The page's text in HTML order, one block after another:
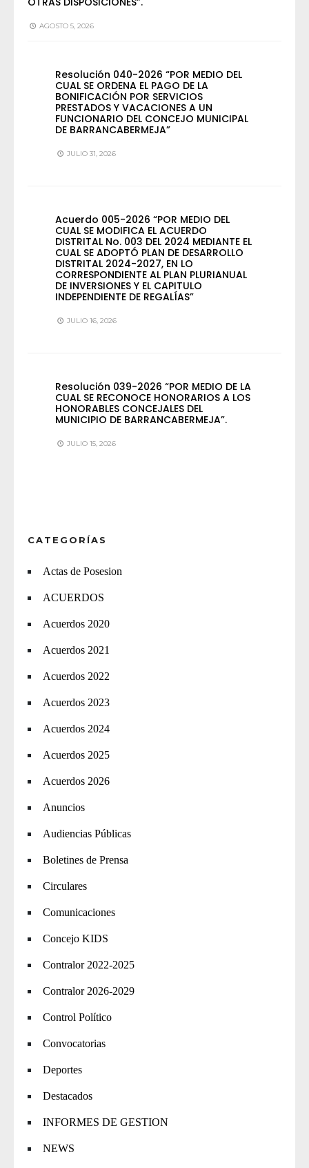
AGOSTO 5, 2026
Resolución 040-2026 “POR MEDIO DEL
CUAL SE ORDENA EL PAGO DE LA
BONIFICACIÓN POR SERVICIOS
PRESTADOS Y VACACIONES A UN
FUNCIONARIO DEL CONCEJO MUNICIPAL
DE BARRANCABERMEJA”
JULIO 31, 2026
Acuerdo 005-2026 “POR MEDIO DEL
CUAL SE MODIFICA EL ACUERDO
DISTRITAL No. 003 DEL 2024 MEDIANTE EL
CUAL SE ADOPTÓ PLAN DE DESARROLLO
DISTRITAL 2024-2027, EN LO
CORRESPONDIENTE AL PLAN PLURIANUAL
DE INVERSIONES Y EL CAPITULO
INDEPENDIENTE DE REGALÍAS”
JULIO 16, 2026
Resolución 039-2026 “POR MEDIO DE LA
CUAL SE RECONOCE HONORARIOS A LOS
HONORABLES CONCEJALES DEL
MUNICIPIO DE BARRANCABERMEJA”.
JULIO 15, 2026
CATEGORÍAS
Actas de Posesion
ACUERDOS
Acuerdos 2020
Acuerdos 2021
Acuerdos 2022
Acuerdos 2023
Acuerdos 2024
Acuerdos 2025
Acuerdos 2026
Anuncios
Audiencias Públicas
Boletines de Prensa
Circulares
Comunicaciones
Concejo KIDS
Contralor 2022-2025
Contralor 2026-2029
Control Político
Convocatorias
Deportes
Destacados
INFORMES DE GESTION
NEWS